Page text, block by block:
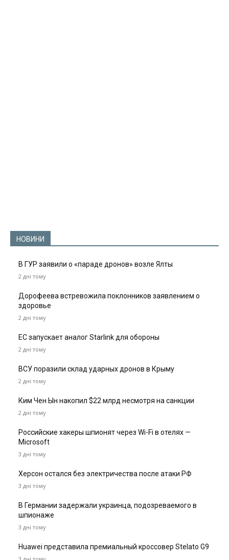
НОВИНИ
В ГУР заявили о «параде дронов» возле Ялты
2 дні тому
Дорофеева встревожила поклонников заявлением о
здоровье
2 дні тому
ЕС запускает аналог Starlink для обороны
2 дні тому
ВСУ поразили склад ударных дронов в Крыму
2 дні тому
Ким Чен Ын накопил $22 млрд несмотря на санкции
2 дні тому
Российские хакеры шпионят через Wi-Fi в отелях —
Microsoft
3 дні тому
Херсон остался без электричества после атаки РФ
3 дні тому
В Германии задержали украинца, подозреваемого в
шпионаже
3 дні тому
Huawei представила премиальный кроссовер Stelato G9